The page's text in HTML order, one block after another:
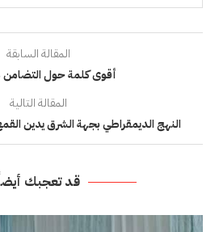
المقالة السابقة
أقوى كلمة حول التضامن
المقالة التالية
النهج الديمقراطي بجهة الشرق يدين
قد تعجبك